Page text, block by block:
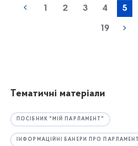
1 2 3 4 5
19
Тематичні матеріали
ПОСІБНИК "МІЙ ПАРЛАМЕНТ"
ІНФОРМАЦІЙНІ БАНЕРИ ПРО ПАРЛАМЕНТ